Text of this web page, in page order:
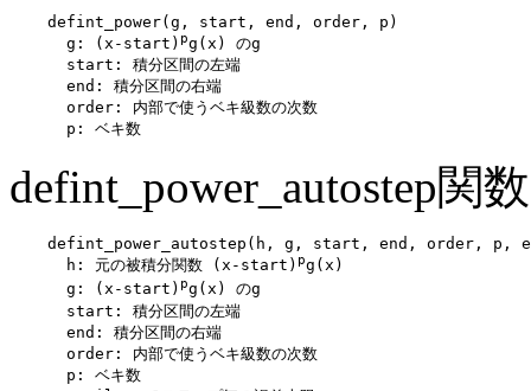
    defint_power(g, start, end, order, p)
      g: (x-start)
pg(x) のg
      start: 積分区間の左端
      end: 積分区間の右端
      order: 内部で使うベキ級数の次数
defint_power_autostep関
defint_power_autostep(h, g, start, end, order, p,
      h: 元の被積分関数 (x-start)
pg(x)
      g: (x-start)
pg(x) のg
      start: 積分区間の左端
      end: 積分区間の右端
      order: 内部で使うベキ級数の次数
      p: ベキ数